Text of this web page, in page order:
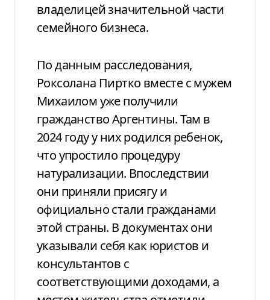
владелицей значительной части
семейного бизнеса.
По данным расследования,
Роксолана Пиртко вместе с мужем
Михаилом уже получили
гражданство Аргентины. Там в
2024 году у них родился ребенок,
что упростило процедуру
натурализации. Впоследствии
они приняли присягу и
официально стали гражданами
этой страны. В документах они
указывали себя как юристов и
консультантов с
соответствующими доходами, а